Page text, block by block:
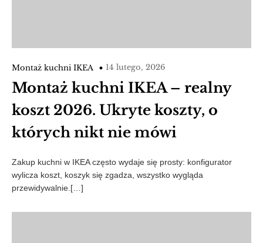
Montaż kuchni IKEA 14 lutego, 2026
Montaż kuchni IKEA – realny
koszt 2026. Ukryte koszty, o
których nikt nie mówi
Zakup kuchni w IKEA często wydaje się prosty: konfigurator
wylicza koszt, koszyk się zgadza, wszystko wygląda
przewidywalnie.[…]